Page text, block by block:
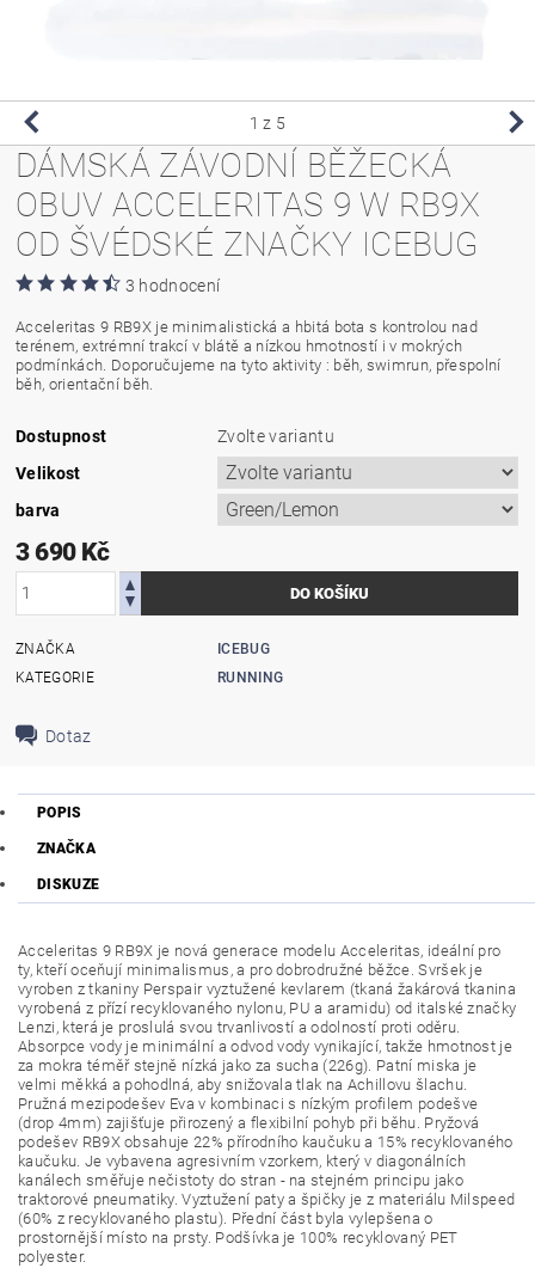
1 z 5
DÁMSKÁ ZÁVODNÍ BĚŽECKÁ
OBUV ACCELERITAS 9 W RB9X
OD ŠVÉDSKÉ ZNAČKY ICEBUG
3 hodnocení
Acceleritas 9 RB9X je minimalistická a hbitá bota s kontrolou nad
terénem, extrémní trakcí v blátě a nízkou hmotností i v mokrých
podmínkách. Doporučujeme na tyto aktivity : běh, swimrun, přespolní
běh, orientační běh.
Dostupnost
Zvolte variantu
Velikost
barva
3 690 Kč
ZNAČKA
ICEBUG
KATEGORIE
RUNNING
Dotaz
POPIS
ZNAČKA
DISKUZE
Acceleritas 9 RB9X je nová generace modelu Acceleritas, ideální pro
ty, kteří oceňují minimalismus, a pro dobrodružné běžce. Svršek je
vyroben z tkaniny Perspair vyztužené kevlarem (tkaná žakárová tkanina
vyrobená z přízí recyklovaného nylonu, PU a aramidu) od italské značky
Lenzi, která je proslulá svou trvanlivostí a odolností proti oděru.
Absorpce vody je minimální a odvod vody vynikající, takže hmotnost je
za mokra téměř stejně nízká jako za sucha (226g). Patní miska je
velmi měkká a pohodlná, aby snižovala tlak na Achillovu šlachu.
Pružná mezipodešev Eva v kombinaci s nízkým profilem podešve
(drop 4mm) zajišťuje přirozený a flexibilní pohyb při běhu. Pryžová
podešev RB9X obsahuje 22% přírodního kaučuku a 15% recyklovaného
kaučuku. Je vybavena agresivním vzorkem, který v diagonálních
kanálech směřuje nečistoty do stran - na stejném principu jako
traktorové pneumatiky. Vyztužení paty a špičky je z materiálu Milspeed
(60% z recyklovaného plastu). Přední část byla vylepšena o
prostornější místo na prsty. Podšívka je 100% recyklovaný PET
polyester.